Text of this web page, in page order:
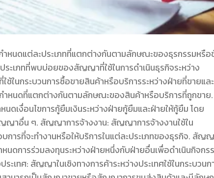
หนดแต่ละประเภทที่แตกต่างกันตามลักษณะของธุรกรรมหรือ
ะเภทที่พบบ่อยของสัญญาที่ใช้ในการดำเนินธุรกิจระหว่าง
นกระบวนการซื้อขายสินค้าหรือบริการระหว่างฝ่ายที่ขายและ
หนดที่แตกต่างกันตามลักษณะของสินค้าหรือบริการที่ถูกขาย.
งื่อนไขการกู้ยืมเงินระหว่างฝ่ายกู้ยืมและฝ่ายให้กู้ยืม โดย
ญญาอื่น ๆ. สัญญาการจ้างงาน: สัญญาการจ้างงานใช้ใน
ารที่จะทำงานหรือให้บริการในแต่ละประเภทของธุรกิจ. สัญ
ดการร่วมลงทุนระหว่างฝ่ายหนึ่งกับฝ่ายอื่นเพื่อดำเนินกิจกร
ะเทศ: สัญญาในเชิงทางการค้าระหว่างประเทศใช้ในกระบวนก